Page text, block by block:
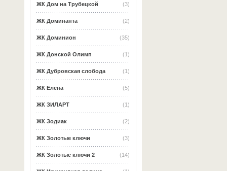
(3)
ЖК Дом на Трубецкой
(2)
ЖК Доминанта
(35)
ЖК Доминион
(1)
ЖК Донской Олимп
(1)
ЖК Дубровская слобода
(5)
ЖК Елена
(1)
ЖК ЗИЛАРТ
(2)
ЖК Зодиак
(3)
ЖК Золотые ключи
(14)
ЖК Золотые ключи 2